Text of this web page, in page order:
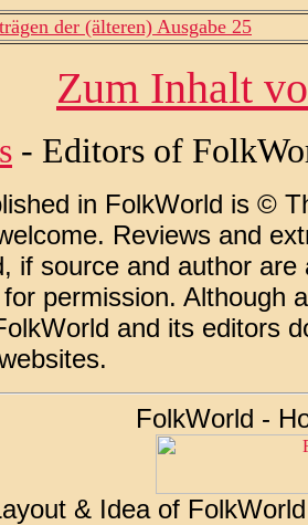
der (älteren) Ausgabe 25
Zum Inhalt
- Editors of
in FolkWorld is ©
Reviews and
if source and author
permission. Although
and its editors
FolkWorld -
& Idea of